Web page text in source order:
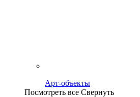
Арт-объекты
Посмотреть все Свернуть